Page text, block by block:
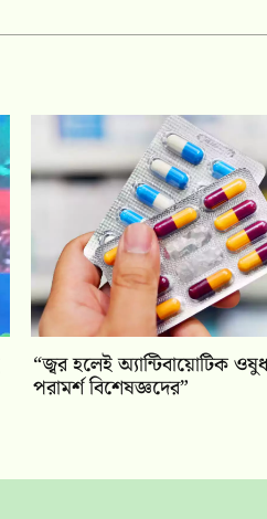
“জ্বর হলেই অ্যান্টিবায়োটিক
পরামর্শ বিশেষজ্ঞদের”